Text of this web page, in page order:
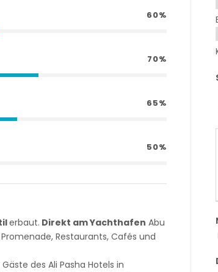
60%
70%
65%
50%
erbaut. Direkt am Yachthafen Abu
Restaurants, Cafés und
des Ali Pasha Hotels in